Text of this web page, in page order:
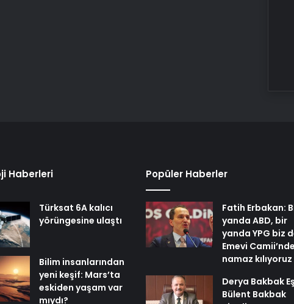
Haberleri
Türksat 6A kalıcı
yörüngesine ulaştı
Bilim insanlarından
yeni keşif: Mars’ta
eskiden yaşam var
mıydı?
Popüler Haberler
Fatih Erbakan:
yanda ABD, bir
yanda YPG biz
Emevi Camii’nde
namaz kılıyoruz
Derya Bakbak
Bülent Bakbak